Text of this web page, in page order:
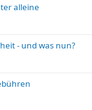
alleine
- und was nun?